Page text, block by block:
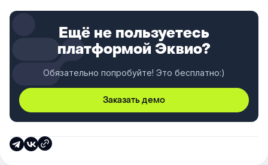
Ещё не пользуетесь
платформой Эквио?
Обязательно попробуйте! Это бесплатно:)
Заказать демо